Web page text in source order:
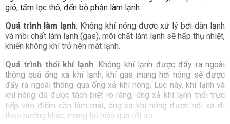
gió, tấm lọc thô, đến bộ phận làm lạnh.
Quá trình làm lạnh: Không khí nóng được xử lý bởi dàn lạnh
và môi chất làm lạnh (gas), môi chất làm lạnh sẽ hấp thụ nhiệt,
khiến không khí trở nên mát lạnh.
Quá trình thổi khí lạnh: Không khí lạnh được đẩy ra ngoài
thông quá ống xả khí lạnh, khí gas mang hơi nóng sẽ được
đẩy ra ngoài thông qua ống xả khí nóng. Lúc này, khí lạnh và
khí nóng đã được tách biệt rõ ràng, ống xả khí lạnh thổi trực
tiếp vào điểm cần làm mát, ống xả khí nóng được nối xả đi
theo hướng khác, mang lại hiệu quả tối ưu.